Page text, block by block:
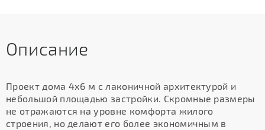
Описание
Проект дома 4х6 м с лаконичной архитектурой и
небольшой площадью застройки. Скромные размеры
не отражаются на уровне комфорта жилого
строения, но делают его более экономичным в